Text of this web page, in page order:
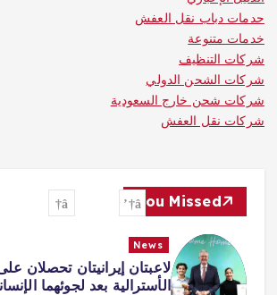
حدمات دباب نقل العفش
خدمات متنوعة
شركات التنظيف
شركات الشحن الدولي
شركات شحن خارج السعودية
شركات نقل العفش
You Missed
News
لاعبتان إيرانيتان تحصلان
الأسترالية بعد لجوئهما